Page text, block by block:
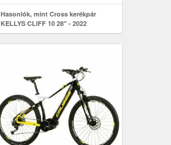
Hasonlók, mint Cross kerékpár
KELLYS CLIFF 10 28" - 2022